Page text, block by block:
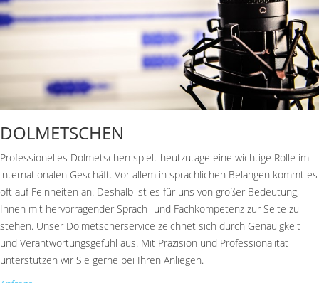
DOLMETSCHEN
Professionelles Dolmetschen spielt heutzutage eine wichtige Rolle im
internationalen Geschäft. Vor allem in sprachlichen Belangen kommt es
oft auf Feinheiten an. Deshalb ist es für uns von großer Bedeutung,
Ihnen mit hervorragender Sprach- und Fachkompetenz zur Seite zu
stehen. Unser Dolmetscherservice zeichnet sich durch Genauigkeit
und Verantwortungsgefühl aus. Mit Präzision und Professionalität
unterstützen wir Sie gerne bei Ihren Anliegen.